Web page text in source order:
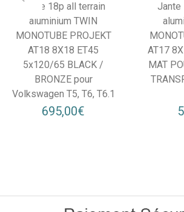
Jante 18p all terrain
aluminium TWIN
MONOTUBE PROJEKT
AT18 8X18 ET45
5x120/65 BLACK /
BRONZE pour
Volkswagen T5, T6, T6.1
695,00€
Jante
AT17
MAT